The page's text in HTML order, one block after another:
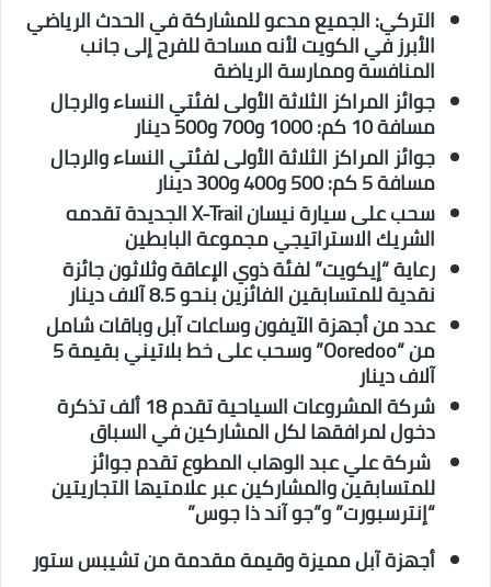
التركي:الجميع مدعو للمشاركة في الحدث الرياضي
الأبرز في الكويت لأنهمساحةللفرحإلىجانب
المنافسةوممارسةالرياضة
جوائز المراكز الثلاثة الأولى لفئتي النساء والرجال
مسافة 10 كم: 1000 و700 و500 دينار
جوائز المراكز الثلاثة الأولى لفئتي النساء والرجال
مسافة 5 كم: 500 و400 و300 دينار
سحب على سيارة نيسانX-Trailالجديدة تقدمه
الشريك الاستراتيجي مجموعة البابطين
رعاية “إيكويت” لفئة ذوي الإعاقة وثلاثون جائزة
نقدية للمتسابقين الفائزين بنحو 8.5 آلاف دينار
عدد من أجهزة الآيفون وساعات آبل وباقات شامل
من “Ooredoo ” وسحب على خط بلاتيني بقيمة 5
آلاف دينار
شركة المشروعات السياحية تقدم 18 ألف تذكرة
دخول لمرافقها لكل المشاركين في السباق
شركة علي عبد الوهاب المطوع تقدم جوائز
للمتسابقين والمشاركين عبر علامتيها التجاريتين
“إنترسبورت” و”جو آند ذا جوس”
أجهزة آبل مميزة وقيمة مقدمة من تشيبس ستور